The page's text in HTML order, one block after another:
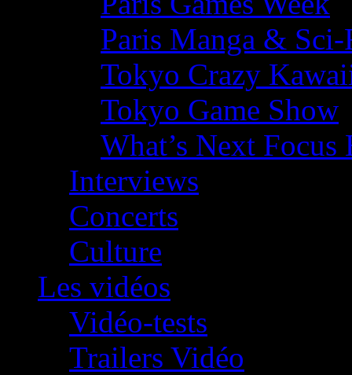
Paris Manga &
Tokyo Crazy
Tokyo Game Show
What’s Next
Interviews
Concerts
Culture
Les vidéos
Vidéo-tests
Trailers Vidéo